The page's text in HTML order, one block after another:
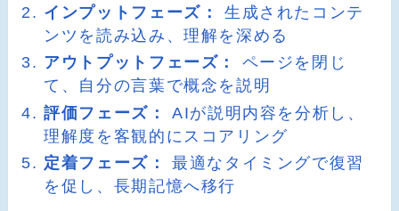
インプットフェーズ：
生成されたコンテ
ンツを読み込み、理解を深める
アウトプットフェーズ：
ページを閉じ
て、自分の言葉で概念を説明
評価フェーズ：
AIが説明内容を分析し、
理解度を客観的にスコアリング
定着フェーズ：
最適なタイミングで復習
を促し、長期記憶へ移行